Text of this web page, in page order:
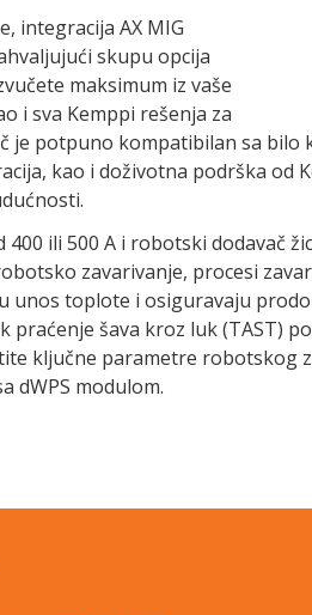
integracija AX MIG
skupu opcija
maksimum iz vaše
i sva Kemppi rešenja za
je potpuno kompatibilan sa
kao i doživotna podrška od
400 ili 500 A i robotski dodavač
zavarivanje, procesi
unos toplote i osiguravaju
praćenje šava kroz luk (TAST)
ključne parametre robotskog
dWPS modulom.